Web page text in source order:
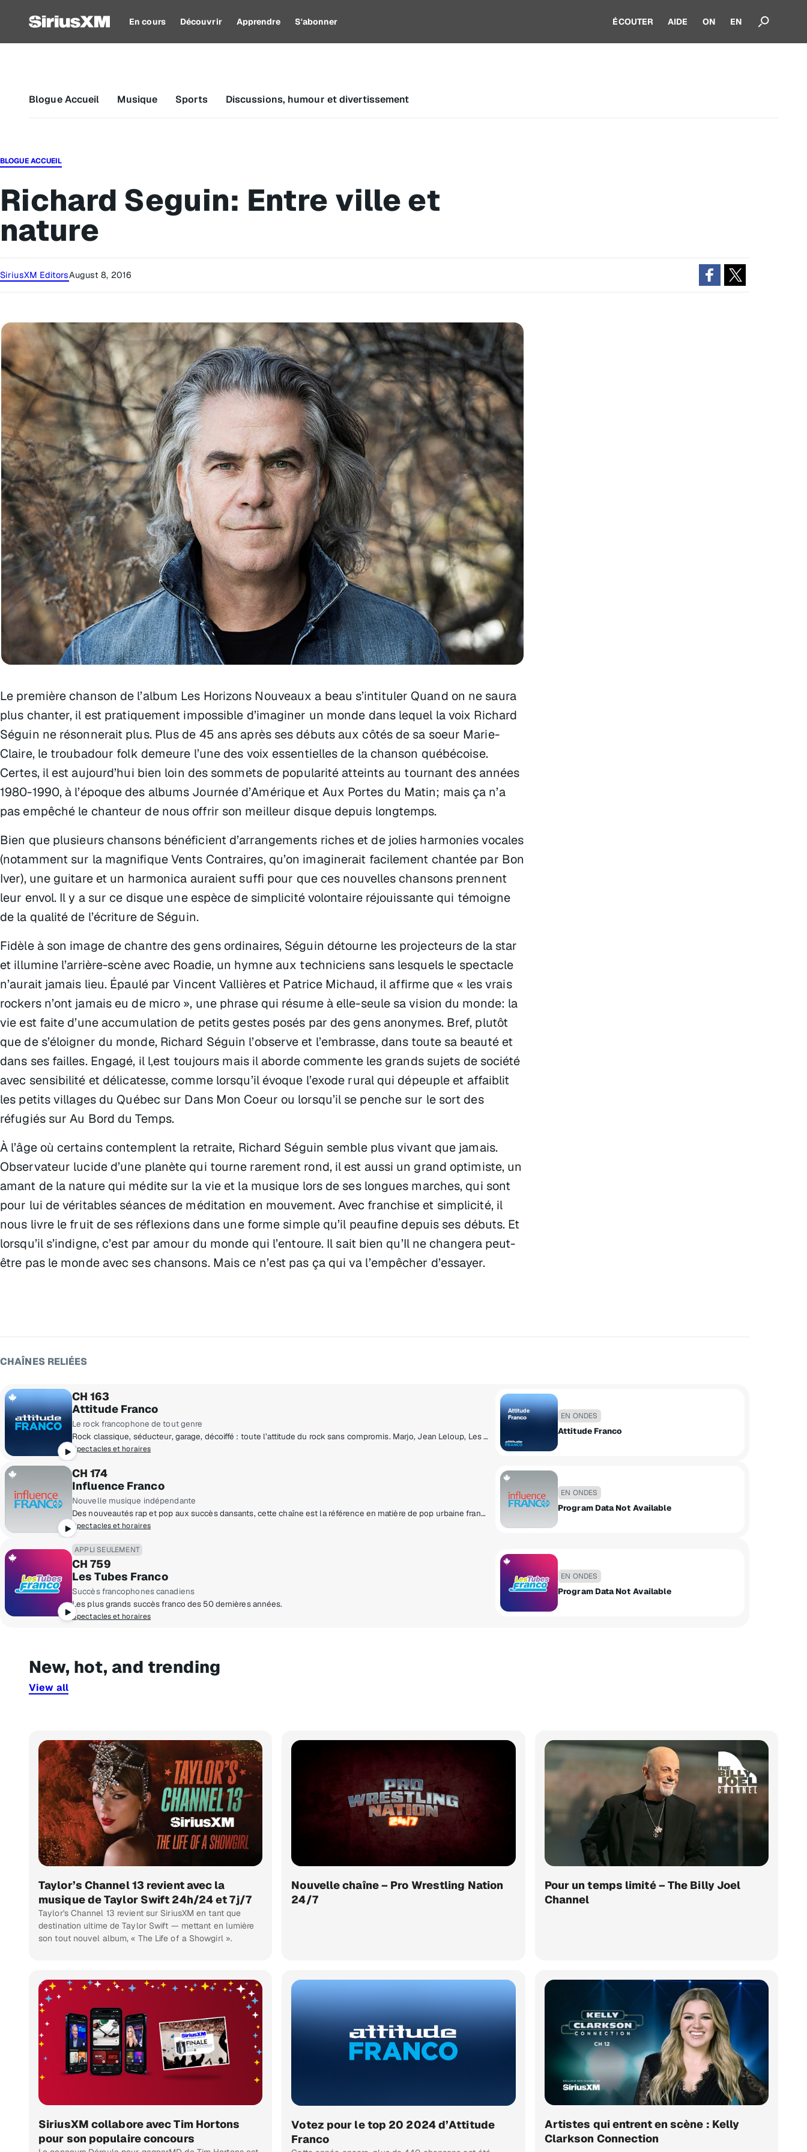
En cours Découvrir Apprendre S'abonner ÉCOUTER AIDE ON EN
Blogue Accueil Musique Sports Discussions, humour et divertissement
BLOGUE ACCUEIL
Richard Seguin: Entre ville et
nature
SiriusXM EditorsAugust 8, 2016
Le première chanson de l’album Les Horizons Nouveaux a beau s’intituler Quand on ne saura
plus chanter, il est pratiquement impossible d’imaginer un monde dans lequel la voix Richard
Séguin ne résonnerait plus. Plus de 45 ans après ses débuts aux côtés de sa soeur Marie-
Claire, le troubadour folk demeure l’une des voix essentielles de la chanson québécoise.
Certes, il est aujourd’hui bien loin des sommets de popularité atteints au tournant des années
1980-1990, à l’époque des albums Journée d’Amérique et Aux Portes du Matin; mais ça n’a
pas empêché le chanteur de nous offrir son meilleur disque depuis longtemps.
Bien que plusieurs chansons bénéficient d’arrangements riches et de jolies harmonies vocales
(notamment sur la magnifique Vents Contraires, qu’on imaginerait facilement chantée par Bon
Iver), une guitare et un harmonica auraient suffi pour que ces nouvelles chansons prennent
leur envol. Il y a sur ce disque une espèce de simplicité volontaire réjouissante qui témoigne
de la qualité de l’écriture de Séguin.
Fidèle à son image de chantre des gens ordinaires, Séguin détourne les projecteurs de la star
et illumine l’arrière-scène avec Roadie, un hymne aux techniciens sans lesquels le spectacle
n’aurait jamais lieu. Épaulé par Vincent Vallières et Patrice Michaud, il affirme que « les vrais
rockers n’ont jamais eu de micro », une phrase qui résume à elle-seule sa vision du monde: la
vie est faite d’une accumulation de petits gestes posés par des gens anonymes. Bref, plutôt
que de s’éloigner du monde, Richard Séguin l’observe et l’embrasse, dans toute sa beauté et
dans ses failles. Engagé, il l,est toujours mais il aborde commente les grands sujets de société
avec sensibilité et délicatesse, comme lorsqu’il évoque l’exode rural qui dépeuple et affaiblit
les petits villages du Québec sur Dans Mon Coeur ou lorsqu’il se penche sur le sort des
réfugiés sur Au Bord du Temps.
À l’âge où certains contemplent la retraite, Richard Séguin semble plus vivant que jamais.
Observateur lucide d’une planète qui tourne rarement rond, il est aussi un grand optimiste, un
amant de la nature qui médite sur la vie et la musique lors de ses longues marches, qui sont
pour lui de véritables séances de méditation en mouvement. Avec franchise et simplicité, il
nous livre le fruit de ses réflexions dans une forme simple qu’il peaufine depuis ses débuts. Et
lorsqu’il s’indigne, c’est par amour du monde qui l’entoure. Il sait bien qu’Il ne changera peut-
être pas le monde avec ses chansons. Mais ce n’est pas ça qui va l’empêcher d’essayer.
CHAÎNES RELIÉES
CH 163
Attitude Franco
Le rock francophone de tout genre
Rock classique, séducteur, garage, décoiffé : toute l’attitude du rock sans compromis. Marjo, Jean Leloup, Les Rita Mitsouko, Les Trois Accords… Si c’est du rock francophone, vous l’entendrez ici!
Spectacles et horaires
EN ONDES
Attitude Franco
CH 174
Influence Franco
Nouvelle musique indépendante
Des nouveautés rap et pop aux succès dansants, cette chaîne est la référence en matière de pop urbaine francophone.
Spectacles et horaires
EN ONDES
Program Data Not Available
APPLI SEULEMENT
CH 759
Les Tubes Franco
Succès francophones canadiens
Les plus grands succès franco des 50 dernières années.
Spectacles et horaires
EN ONDES
Program Data Not Available
New, hot, and trending
View all
Taylor’s Channel 13 revient avec la
musique de Taylor Swift 24h/24 et 7j/7
Taylor's Channel 13 revient sur SiriusXM en tant que
destination ultime de Taylor Swift — mettant en lumière
son tout nouvel album, « The Life of a Showgirl ».
Nouvelle chaîne – Pro Wrestling Nation
24/7
Pour un temps limité – The Billy Joel
Channel
SiriusXM collabore avec Tim Hortons
pour son populaire concours
Votez pour le top 20 2024 d’Attitude
Franco
Artistes qui entrent en scène : Kelly
Clarkson Connection